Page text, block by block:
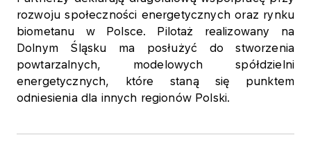
rozwoju społeczności energetycznych oraz rynku
biometanu w Polsce. Pilotaż realizowany na
Dolnym Śląsku ma posłużyć do stworzenia
powtarzalnych, modelowych spółdzielni
energetycznych, które staną się punktem
odniesienia dla innych regionów Polski.